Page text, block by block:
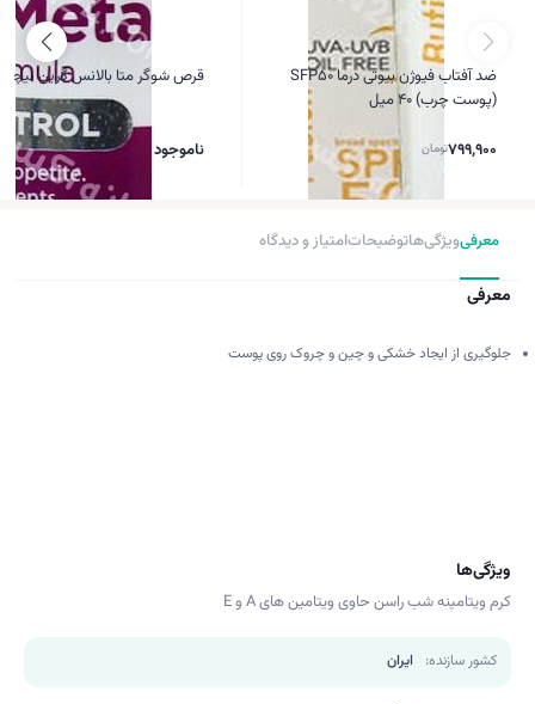
ضد آفتاب فیوژن بیوتی درما SFP50
(پوست چرب) 40 میل
799,900تومان
قرص شوگر متا بالانس گرین نیچر 90 عدد
ناموجود
معرفیویژگی‌هاتوضیحاتامتیاز و دیدگاه
معرفی
جلوگیری از ایجاد خشکی و چین و چروک روی پوست
ویژگی‌ها
کرم ویتامینه شب راسن حاوی ویتامین های A و E
کشور سازنده: ایران